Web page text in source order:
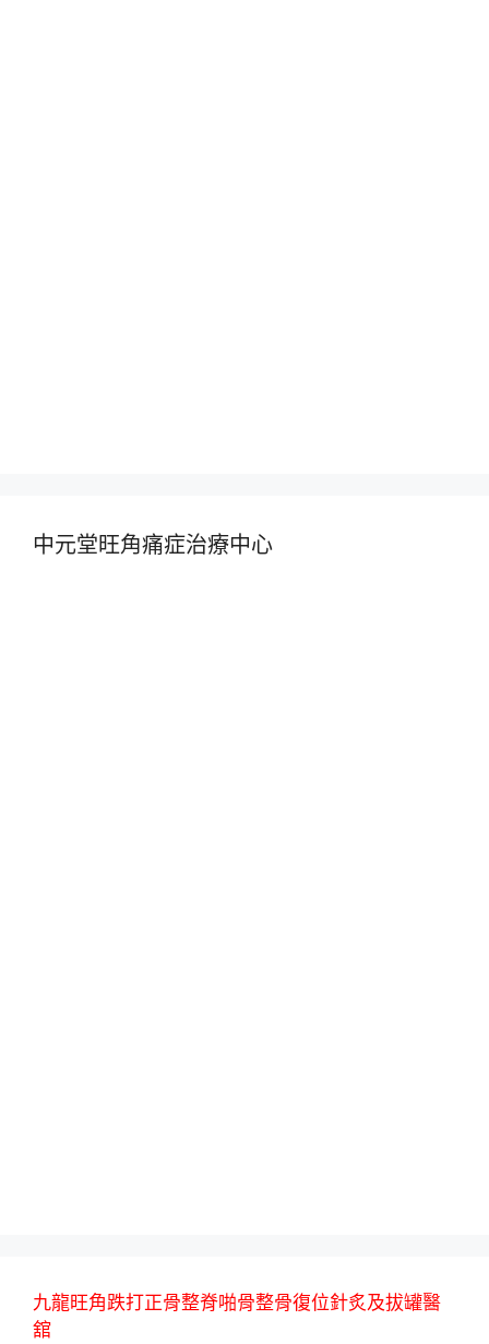
中元堂旺角痛症治療中心
九龍旺角跌打正骨整脊啪骨整骨復位針炙及拔罐醫
舘